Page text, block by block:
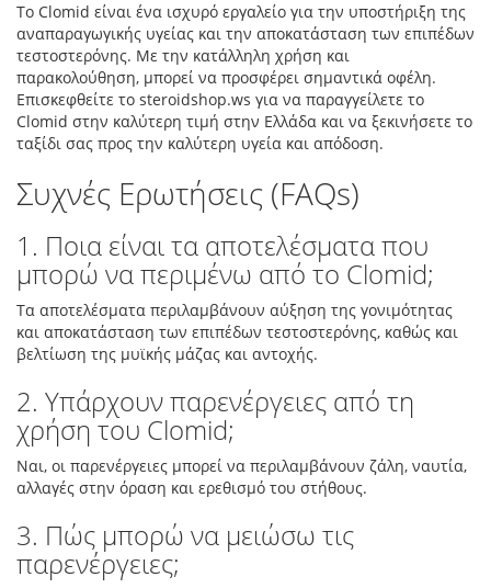
Το Clomid είναι ένα ισχυρό εργαλείο για την υποστήριξη της
αναπαραγωγικής υγείας και την αποκατάσταση των επιπέδων
τεστοστερόνης. Με την κατάλληλη χρήση και
παρακολούθηση, μπορεί να προσφέρει σημαντικά οφέλη.
Επισκεφθείτε το steroidshop.ws για να παραγγείλετε το
Clomid στην καλύτερη τιμή στην Ελλάδα και να ξεκινήσετε το
ταξίδι σας προς την καλύτερη υγεία και απόδοση.
Συχνές Ερωτήσεις (FAQs)
1. Ποια είναι τα αποτελέσματα που
μπορώ να περιμένω από το Clomid;
Τα αποτελέσματα περιλαμβάνουν αύξηση της γονιμότητας
και αποκατάσταση των επιπέδων τεστοστερόνης, καθώς και
βελτίωση της μυϊκής μάζας και αντοχής.
2. Υπάρχουν παρενέργειες από τη
χρήση του Clomid;
Ναι, οι παρενέργειες μπορεί να περιλαμβάνουν ζάλη, ναυτία,
αλλαγές στην όραση και ερεθισμό του στήθους.
3. Πώς μπορώ να μειώσω τις
παρενέργειες;